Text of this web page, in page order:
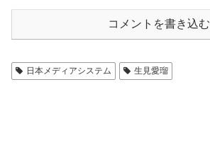
コメントを書き込む
日本メディアシステム 生見愛瑠